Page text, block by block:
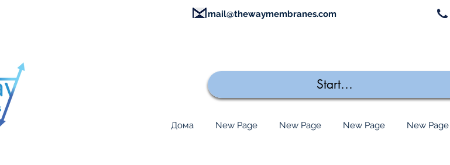
mail@thewaymembranes.com
Дома New Page New Page New Page New Page